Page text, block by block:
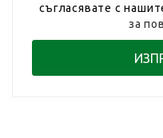
съгласявате с
за